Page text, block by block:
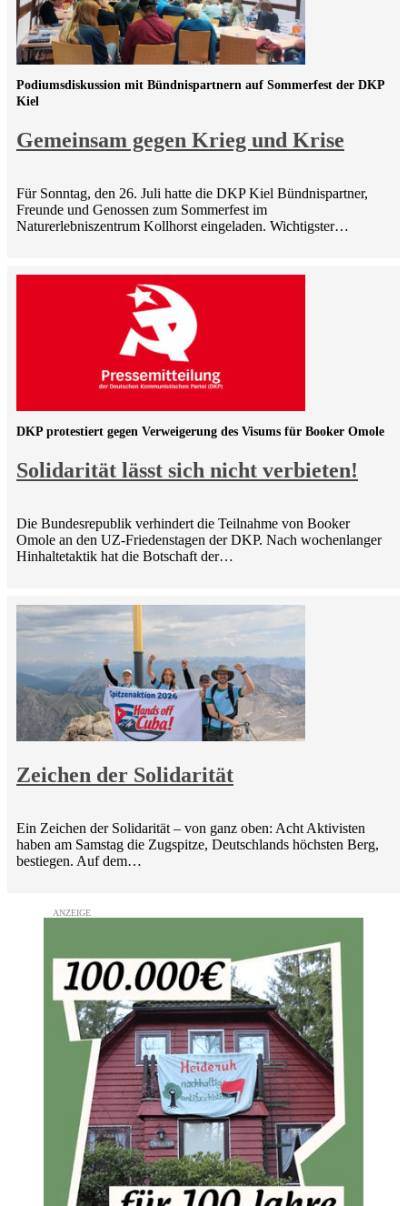
Gemeinsam gegen Krieg und Krise
Podiumsdiskussion mit Bündnispartnern auf Sommerfest der DKP
Kiel
Für Sonntag, den 26. Juli hatte die DKP Kiel Bündnispartner,
Freunde und Genossen zum Sommerfest im
Naturerlebniszentrum Kollhorst eingeladen. Wichtigster…
Solidarität lässt sich nicht verbieten!
DKP protestiert gegen Verweigerung des Visums für Booker Omole
Die Bundesrepublik verhindert die Teilnahme von Booker
Omole an den UZ-Friedenstagen der DKP. Nach wochenlanger
Hinhaltetaktik hat die Botschaft der…
Zeichen der Solidarität
Ein Zeichen der Solidarität – von ganz oben: Acht Aktivisten
haben am Samstag die Zugspitze, Deutschlands höchsten Berg,
bestiegen. Auf dem…